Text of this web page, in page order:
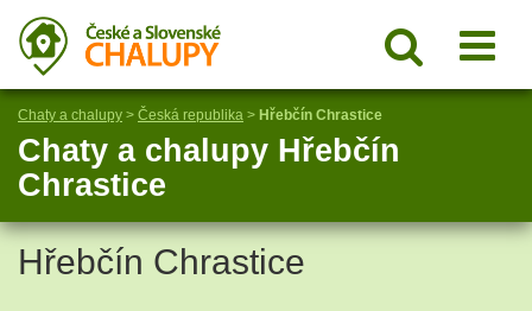
Chaty a chalupy > Česká republika > Hřebčín Chrastice
Chaty a chalupy Hřebčín
Chrastice
Hřebčín Chrastice